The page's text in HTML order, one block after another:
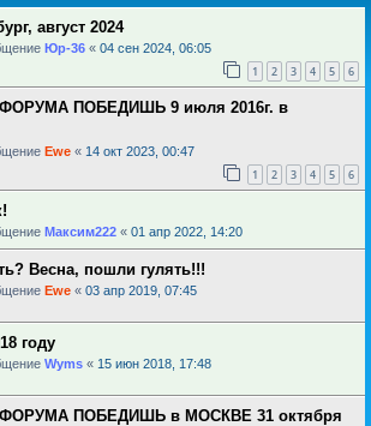
август 2024
Юр-36 « 04 сен 2024, 06:05
1 2 3 4 5 6
ПОБЕДИШЬ 9 июля 2016г. в
Ewe « 14 окт 2023, 00:47
1 2 3 4 5 6
Максим222 « 01 апр 2022, 14:20
Весна, пошли гулять!!!
Ewe « 03 апр 2019, 07:45
году
Wyms « 15 июн 2018, 17:48
ПОБЕДИШЬ в МОСКВЕ 31 октября